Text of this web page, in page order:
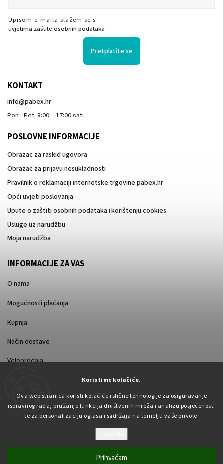
Koristimo kolačiće.
Ova web stranica koristi kolačiće i slične tehnologije za osiguravanje
ispravnog rada, pružanje funkcija društvenih mreža i analizu posjećenosti
te za personalizaciju oglasa i sadržaja na temelju vaše privole.
Prihvaćam
Upisom e-maila slažem se s
uvjetima zaštite osobnih podataka
Pretplatite se
KONTAKT
info@pabex.hr
Pon - Pet: 8:00 – 17:00 sati
POSLOVNE INFORMACIJE
Obrazac za raskid ugovora
Obrazac za prijavu nesukladnosti
Pravilnik o reklamaciji internetske trgovine pabex.hr
Opći uvjeti poslovanja
Upute o zaštiti osobnih podataka i korištenju cookies
Usluge uz narudžbu
Moja narudžba
INFORMACIJE ZA VAS
O nama
Mogućnosti plaćanja
Kupnja
Način dostave
Veleprodaja
Autorsko pravo 2026Pabex.hr. Sva prava pridržana.
Uredi postavke kolačića